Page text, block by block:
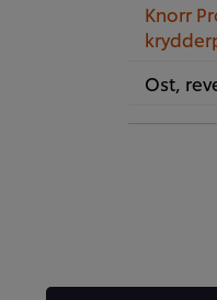
Knorr
Ost,